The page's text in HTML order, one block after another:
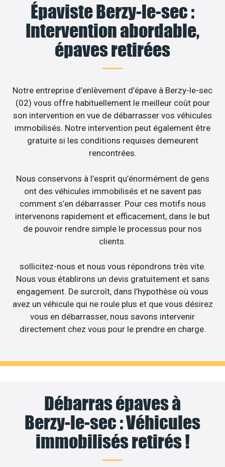
Épaviste Berzy-le-sec :
Intervention abordable,
épaves retirées
Notre entreprise d’enlèvement d’épave à Berzy-le-sec
(02) vous offre habituellement le meilleur coût pour
son intervention en vue de débarrasser vos véhicules
immobilisés. Notre intervention peut également être
gratuite si les conditions requises demeurent
rencontrées.
Nous conservons à l’esprit qu’énormément de gens
ont des véhicules immobilisés et ne savent pas
comment s’en débarrasser. Pour ces motifs nous
intervenons rapidement et efficacement, dans le but
de pouvoir rendre simple le processus pour nos
clients.
sollicitez-nous et nous vous répondrons très vite.
Nous vous établirons un devis gratuitement et sans
engagement. De surcroît, dans l’hypothèse où vous
avez un véhicule qui ne roule plus et que vous désirez
vous en débarrasser, nous savons intervenir
directement chez vous pour le prendre en charge.
Débarras épaves à
Berzy-le-sec : Véhicules
immobilisés retirés !